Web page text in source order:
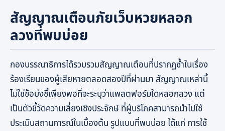
สัญญาณเตือนภัยเว็บหวยหลอก
ลวงที่พบบ่อย
กองบรรณาธิการได้รวบรวมสัญญาณเตือนที่ปรากฏซ้ำในเรื่อง
ร้องเรียนของผู้เสียหายตลอดสองปีที่ผ่านมา สัญญาณเหล่านี้
ไม่ใช่ข้อบ่งชี้เพียงพอที่จะระบุว่าแพลตฟอร์มใดหลอกลวง แต่
เป็นตัวชี้วัดความเสี่ยงเชิงประจักษ์ ที่ผู้บริโภคสามารถนำไปใช้
ประเมินสถานการณ์ในเบื้องต้น รูปแบบที่พบบ่อย ได้แก่ การใช้